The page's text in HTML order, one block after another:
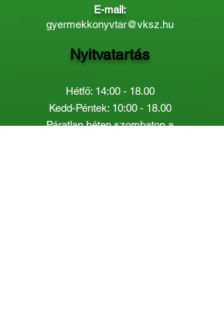
E-mail:
gyermekkonyvtar@vksz.hu
Nyitvatartás
Hétfő: 14:00 - 18.00
Kedd-Péntek: 10:00 - 18.00
Páratlan héten szombaton a